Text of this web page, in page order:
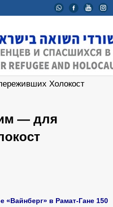
Холокост
— для
«Вайнберг» в Рамат-Гане 150